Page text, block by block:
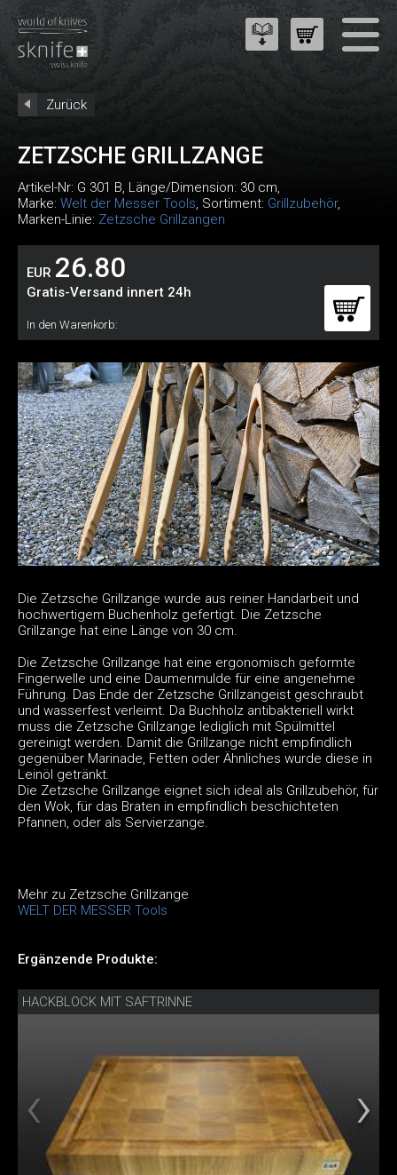
Zurück
ZETZSCHE GRILLZANGE
Artikel-Nr: G 301 B, Länge/Dimension: 30 cm,
Marke: Welt der Messer Tools, Sortiment: Grillzubehör,
Marken-Linie: Zetzsche Grillzangen
EUR 26.80
Gratis-Versand innert 24h
In den Warenkorb:
Die Zetzsche Grillzange wurde aus reiner Handarbeit und
hochwertigem Buchenholz gefertigt. Die Zetzsche
Grillzange hat eine Länge von 30 cm.
Die Zetzsche Grillzange hat eine ergonomisch geformte
Fingerwelle und eine Daumenmulde für eine angenehme
Führung. Das Ende der Zetzsche Grillzangeist geschraubt
und wasserfest verleimt. Da Buchholz antibakteriell wirkt
muss die Zetzsche Grillzange lediglich mit Spülmittel
gereinigt werden. Damit die Grillzange nicht empfindlich
gegenüber Marinade, Fetten oder Ähnliches wurde diese in
Leinöl getränkt.
Die Zetzsche Grillzange eignet sich ideal als Grillzubehör, für
den Wok, für das Braten in empfindlich beschichteten
Pfannen, oder als Servierzange.
Mehr zu Zetzsche Grillzange
WELT DER MESSER Tools
Ergänzende Produkte:
HACKBLOCK MIT SAFTRINNE